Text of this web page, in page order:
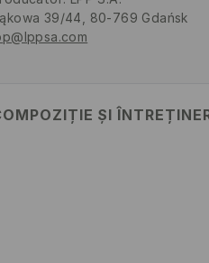
39/44, 80-769 Gdańsk
ȘI